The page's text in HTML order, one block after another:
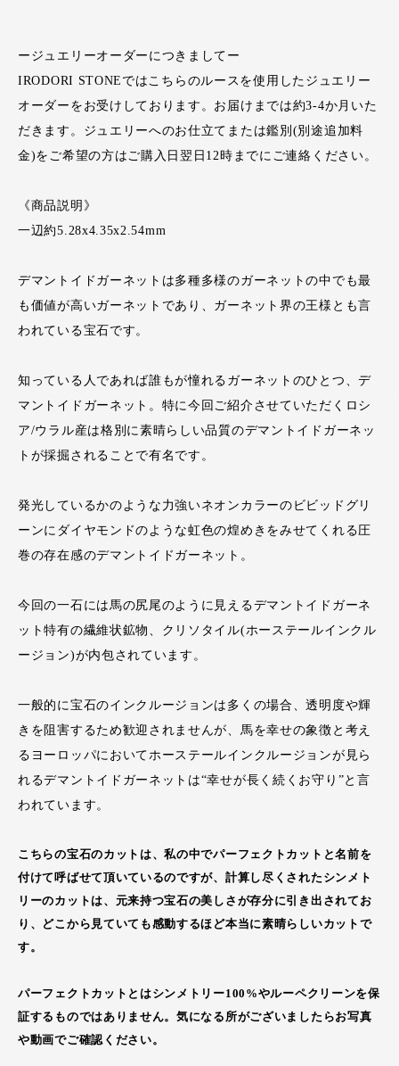
ージュエリーオーダーにつきましてー
IRODORI STONEではこちらのルースを使用したジュエリー
オーダーをお受けしております。お届けまでは約3-4か月いた
だきます。ジュエリーへのお仕立てまたは鑑別(別途追加料
金)をご希望の方はご購入日翌日12時までにご連絡ください。
《商品説明》
一辺約5.28x4.35x2.54mm
デマントイドガーネットは多種多様のガーネットの中でも最
も価値が高いガーネットであり、ガーネット界の王様とも言
われている宝石です。
知っている人であれば誰もが憧れるガーネットのひとつ、デ
マントイドガーネット。特に今回ご紹介させていただくロシ
ア/ウラル産は格別に素晴らしい品質のデマントイドガーネッ
トが採掘されることで有名です。
発光しているかのような力強いネオンカラーのビビッドグリ
ーンにダイヤモンドのような虹色の煌めきをみせてくれる圧
巻の存在感のデマントイドガーネット。
今回の一石には馬の尻尾のように見えるデマントイドガーネ
ット特有の繊維状鉱物、クリソタイル(ホーステールインクル
ージョン)が内包されています。
一般的に宝石のインクルージョンは多くの場合、透明度や輝
きを阻害するため歓迎されませんが、馬を幸せの象徴と考え
るヨーロッパにおいてホーステールインクルージョンが見ら
れるデマントイドガーネットは“幸せが長く続くお守り”と言
われています。
こちらの宝石のカットは、私の中でパーフェクトカットと名前を
付けて呼ばせて頂いているのですが、計算し尽くされたシンメト
リーのカットは、元来持つ宝石の美しさが存分に引き出されてお
り、どこから見ていても感動するほど本当に素晴らしいカットで
す。
パーフェクトカットとはシンメトリー100%やルーペクリーンを保
証するものではありません。気になる所がございましたらお写真
や動画でご確認ください。